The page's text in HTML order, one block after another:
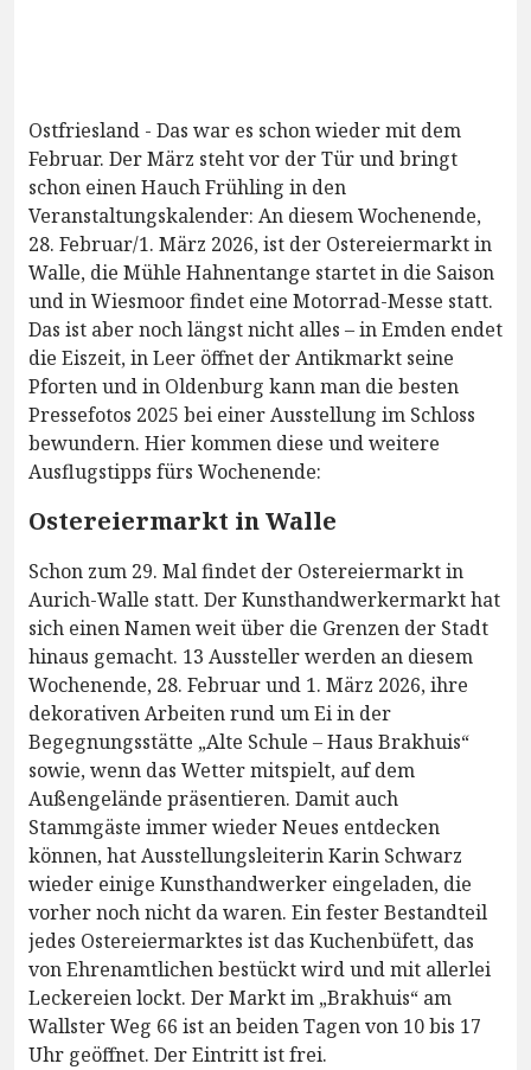
Ostfriesland - Das war es schon wieder mit dem
Februar. Der März steht vor der Tür und bringt
schon einen Hauch Frühling in den
Veranstaltungskalender: An diesem Wochenende,
28. Februar/1. März 2026, ist der Ostereiermarkt in
Walle, die Mühle Hahnentange startet in die Saison
und in Wiesmoor findet eine Motorrad-Messe statt.
Das ist aber noch längst nicht alles – in Emden endet
die Eiszeit, in Leer öffnet der Antikmarkt seine
Pforten und in Oldenburg kann man die besten
Pressefotos 2025 bei einer Ausstellung im Schloss
bewundern. Hier kommen diese und weitere
Ausflugstipps fürs Wochenende:
Ostereiermarkt in Walle
Schon zum 29. Mal findet der Ostereiermarkt in
Aurich-Walle statt. Der Kunsthandwerkermarkt hat
sich einen Namen weit über die Grenzen der Stadt
hinaus gemacht. 13 Aussteller werden an diesem
Wochenende, 28. Februar und 1. März 2026, ihre
dekorativen Arbeiten rund um Ei in der
Begegnungsstätte „Alte Schule – Haus Brakhuis“
sowie, wenn das Wetter mitspielt, auf dem
Außengelände präsentieren. Damit auch
Stammgäste immer wieder Neues entdecken
können, hat Ausstellungsleiterin Karin Schwarz
wieder einige Kunsthandwerker eingeladen, die
vorher noch nicht da waren. Ein fester Bestandteil
jedes Ostereiermarktes ist das Kuchenbüfett, das
von Ehrenamtlichen bestückt wird und mit allerlei
Leckereien lockt. Der Markt im „Brakhuis“ am
Wallster Weg 66 ist an beiden Tagen von 10 bis 17
Uhr geöffnet. Der Eintritt ist frei.